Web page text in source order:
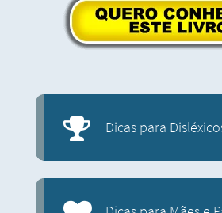
Dicas para